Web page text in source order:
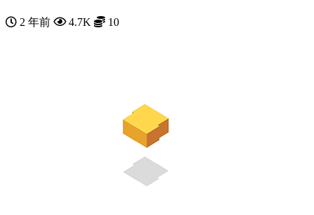
2 年前 4.7K 10